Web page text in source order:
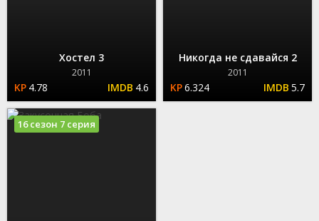
Хостел 3
2011
4.78 4.6
Никогда не сдавайся 2
2011
6.324 5.7
16 сезон 7 серия